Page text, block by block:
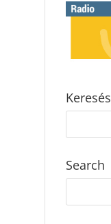
Keresés
Search